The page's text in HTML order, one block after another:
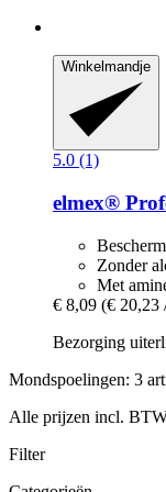
Winkelmandje
5.0 (1)
elmex®
Zonder
Met
€ 8,09 (€ 20,23
Bezorging
Mondspoelingen: 3
Alle prijzen incl.
Filter